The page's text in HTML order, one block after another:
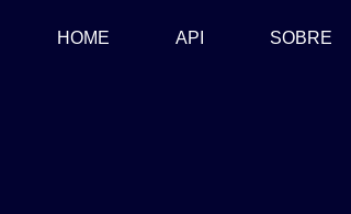
HOME (CURRENT)
API SOBRE